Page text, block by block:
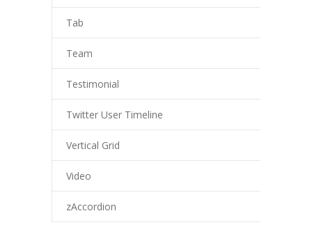
Tab
Team
Testimonial
Twitter User Timeline
Vertical Grid
Video
zAccordion